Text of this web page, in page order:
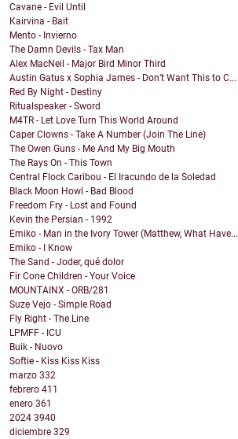
Cavane - Evil Until
Kairvina - Bait
Mento - Invierno
The Damn Devils - Tax Man
Alex MacNeil - Major Bird Minor Third
Austin Gatus x Sophia James - Don’t Want This to C...
Red By Night - Destiny
Ritualspeaker - Sword
M4TR - Let Love Turn This World Around
Caper Clowns - Take A Number (Join The Line)
The Owen Guns - Me And My Big Mouth
The Rays On - This Town
Central Flock Caribou - El Iracundo de la Soledad
Black Moon Howl - Bad Blood
Freedom Fry - Lost and Found
Kevin the Persian - 1992
Emiko - Man in the Ivory Tower (Matthew, What Have...
Emiko - I Know
The Sand - Joder, qué dolor
Fir Cone Children - Your Voice
MOUNTAINX - ORB/281
Suze Vejo - Simple Road
Fly Right - The Line
LPMFF - ICU
Buik - Nuovo
Softie - Kiss Kiss Kiss
marzo 332
febrero 411
enero 361
2024 3940
diciembre 329